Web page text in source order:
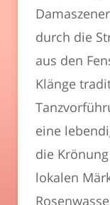
durch die
aus den
Klänge
eine
die
lokalen